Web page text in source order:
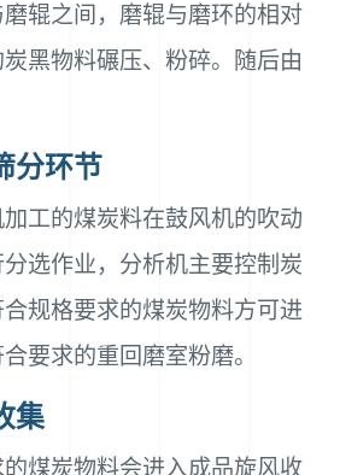
辊之间，磨辊与磨环的相对
黑物料碾压、粉碎。随后由
分环节
工的煤炭料在鼓风机的吹动
选作业，分析机主要控制炭
规格要求的煤炭物料方可进
要求的重回磨室粉磨。
集
煤炭物料会进入成品旋风收